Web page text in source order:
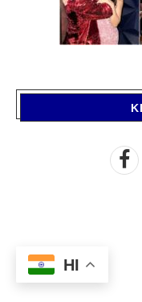
HI